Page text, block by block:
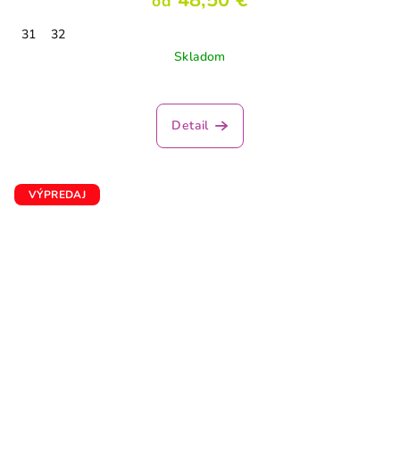
31
32
Skladom
Detail
VÝPREDAJ